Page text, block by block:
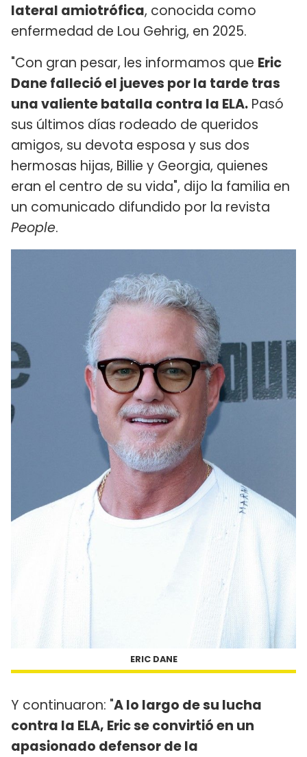
lateral amiotrófica, conocida como
enfermedad de Lou Gehrig, en 2025.
"Con gran pesar, les informamos que Eric
Dane falleció el jueves por la tarde tras
una valiente batalla contra la ELA. Pasó
sus últimos días rodeado de queridos
amigos, su devota esposa y sus dos
hermosas hijas, Billie y Georgia, quienes
eran el centro de su vida", dijo la familia en
un comunicado difundido por la revista
People.
ERIC DANE
Y continuaron: "A lo largo de su lucha
contra la ELA, Eric se convirtió en un
apasionado defensor de la